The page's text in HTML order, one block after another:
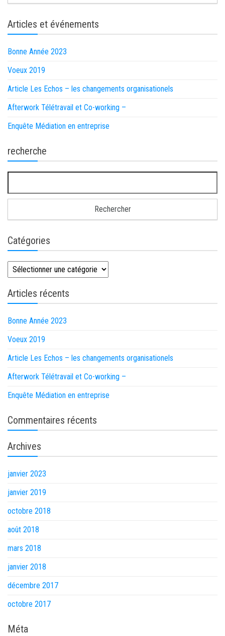
Articles et événements
Bonne Année 2023
Voeux 2019
Article Les Echos – les changements organisationels
Afterwork Télétravail et Co-working –
Enquête Médiation en entreprise
recherche
Catégories
Catégories
Articles récents
Bonne Année 2023
Voeux 2019
Article Les Echos – les changements organisationels
Afterwork Télétravail et Co-working –
Enquête Médiation en entreprise
Commentaires récents
Archives
janvier 2023
janvier 2019
octobre 2018
août 2018
mars 2018
janvier 2018
décembre 2017
octobre 2017
Méta